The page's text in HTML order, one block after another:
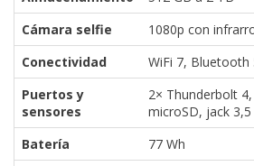
Cámara selfie
1080p con
Conectividad
WiFi 7, Bluetooth
Puertos y
sensores
2× Thunderbolt
microSD, jack
Batería
77 Wh